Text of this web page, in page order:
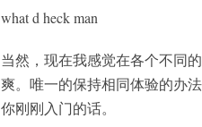
what d heck man
当然，现在我感觉在各个不同
爽。唯一的保持相同体验的办
你刚刚入门的话。